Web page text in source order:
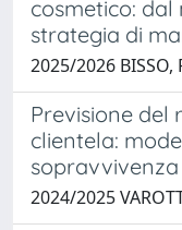
cosmetico:
strategia di
2025/2026 BISSO,
Previsione del
clientela:
sopravvivenza
2024/2025